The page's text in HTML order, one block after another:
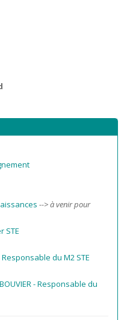
--> à venir pour
STE
du M2 STE
- Responsable du